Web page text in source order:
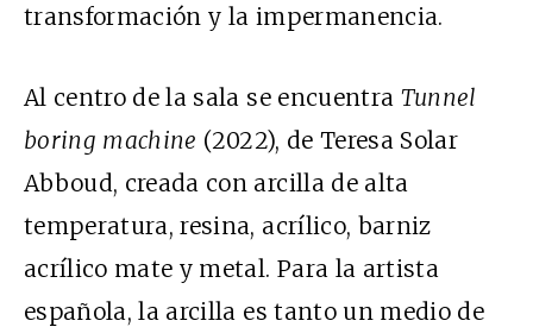
transformación y la impermanencia.
Al centro de la sala se encuentra Tunnel
boring machine (2022), de Teresa Solar
Abboud, creada con arcilla de alta
temperatura, resina, acrílico, barniz
acrílico mate y metal. Para la artista
española, la arcilla es tanto un medio de